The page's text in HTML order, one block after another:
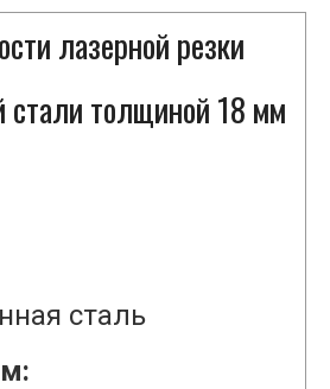
лазерной резки
стали толщиной 18 мм
сталь